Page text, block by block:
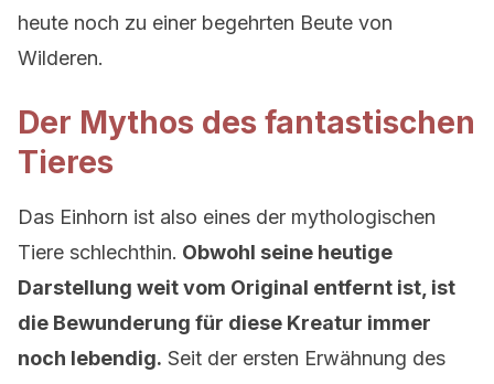
heute noch zu einer begehrten Beute von
Wilderen.
Der Mythos des fantastischen
Tieres
Das Einhorn ist also eines der mythologischen
Tiere schlechthin. Obwohl seine heutige
Darstellung weit vom Original entfernt ist, ist
die Bewunderung für diese Kreatur immer
noch lebendig. Seit der ersten Erwähnung des